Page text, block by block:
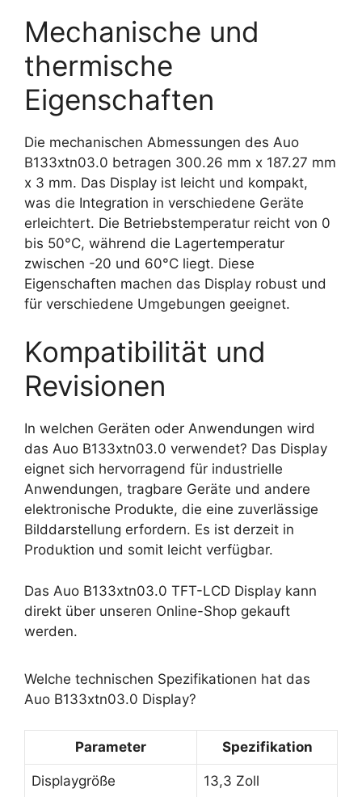
Mechanische und
thermische
Eigenschaften
Die mechanischen Abmessungen des Auo
B133xtn03.0 betragen 300.26 mm x 187.27 mm
x 3 mm. Das Display ist leicht und kompakt,
was die Integration in verschiedene Geräte
erleichtert. Die Betriebstemperatur reicht von 0
bis 50°C, während die Lagertemperatur
zwischen -20 und 60°C liegt. Diese
Eigenschaften machen das Display robust und
für verschiedene Umgebungen geeignet.
Kompatibilität und
Revisionen
In welchen Geräten oder Anwendungen wird
das Auo B133xtn03.0 verwendet? Das Display
eignet sich hervorragend für industrielle
Anwendungen, tragbare Geräte und andere
elektronische Produkte, die eine zuverlässige
Bilddarstellung erfordern. Es ist derzeit in
Produktion und somit leicht verfügbar.
Das Auo B133xtn03.0 TFT-LCD Display kann
direkt über unseren Online-Shop gekauft
werden.
Welche technischen Spezifikationen hat das
Auo B133xtn03.0 Display?
Parameter Spezifikation
Displaygröße 13,3 Zoll